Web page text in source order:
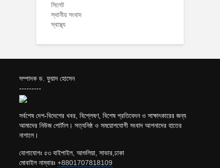
সিলেট
স্থানীয় সংবাদ
স্বাস্থ্য
সম্পাদক ড. ফুয়াদ হোসেন
---------
সর্বশেষ দেশ-বিদেশের খবর, বিশ্লেষণ, বিশেষ প্রতিবেদন ও সাক্ষাৎকারের জন্য
আমাদের নিউজ পোর্টাল। সত্যনিষ্ঠ ও সময়োপযোগী সংবাদ আপনাদের হাতের
নাগালে।
যোগাযোগঃ ৫৩ বাইপাইল, আশুলিয়া, সাভার,ঢাকা
মোবাইল নাম্বারঃ +8801707818109